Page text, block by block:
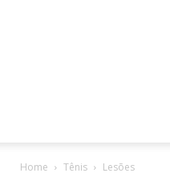
Home Tênis Lesões